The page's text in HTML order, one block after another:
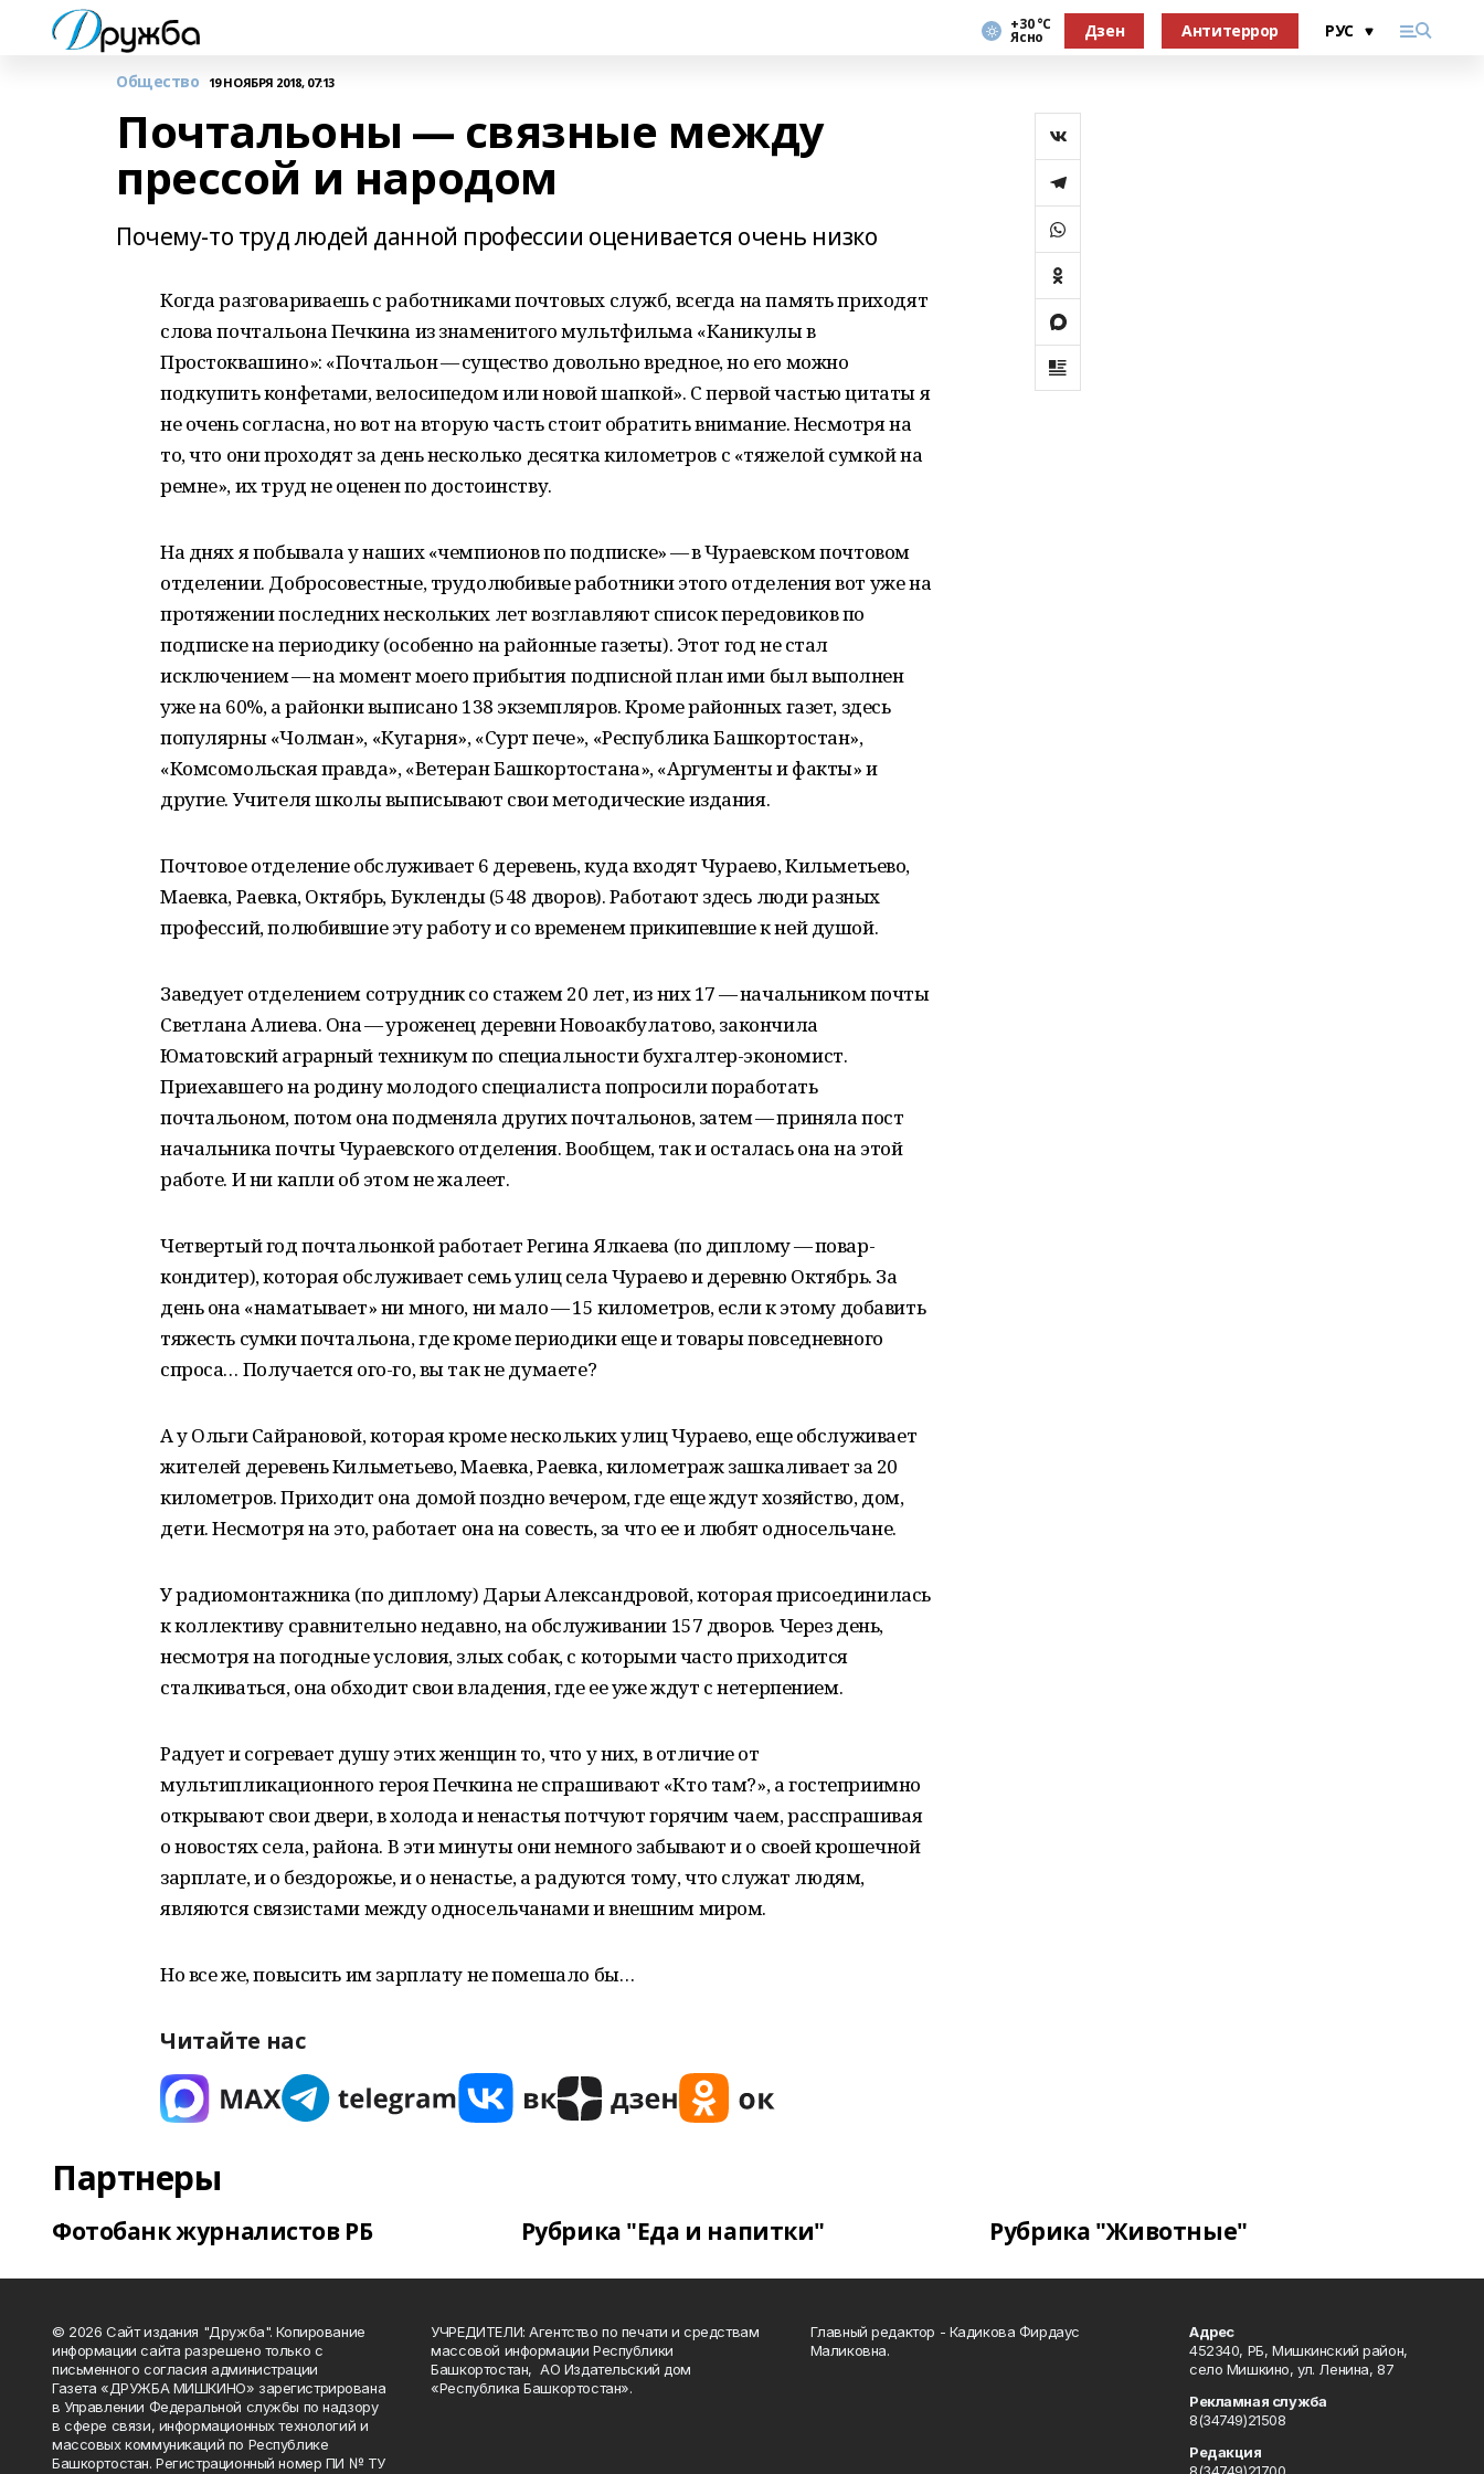
+30 °С
Ясно Дзен Антитеррор
Общество 19 НОЯБРЯ 2018, 07:13
Почтальоны — связные между
прессой и народом
Почему-то труд людей данной профессии оценивается очень низко
Когда разговариваешь с работниками почтовых служб, всегда на память приходят
слова почтальона Печкина из знаменитого мультфильма «Каникулы в
Простоквашино»: «Почтальон — существо довольно вредное, но его можно
подкупить конфетами, велосипедом или новой шапкой». С первой частью цитаты я
не очень согласна, но вот на вторую часть стоит обратить внимание. Несмотря на
то, что они проходят за день несколько десятка километров с «тяжелой сумкой на
ремне», их труд не оценен по достоинству.
На днях я побывала у наших «чемпионов по подписке» — в Чураевском почтовом
отделении. Добросовестные, трудолюбивые работники этого отделения вот уже на
протяжении последних нескольких лет возглавляют список передовиков по
подписке на периодику (особенно на районные газеты). Этот год не стал
исключением — на момент моего прибытия подписной план ими был выполнен
уже на 60%, а районки выписано 138 экземпляров. Кроме районных газет, здесь
популярны «Чолман», «Кугарня», «Сурт пече», «Республика Башкортостан»,
«Комсомольская правда», «Ветеран Башкортостана», «Аргументы и факты» и
другие. Учителя школы выписывают свои методические издания.
Почтовое отделение обслуживает 6 деревень, куда входят Чураево, Кильметьево,
Маевка, Раевка, Октябрь, Букленды (548 дворов). Работают здесь люди разных
профессий, полюбившие эту работу и со временем прикипевшие к ней душой.
Заведует отделением сотрудник со стажем 20 лет, из них 17 — начальником почты
Светлана Алиева. Она — уроженец деревни Новоакбулатово, закончила
Юматовский аграрный техникум по специальности бухгалтер-экономист.
Приехавшего на родину молодого специалиста попросили поработать
почтальоном, потом она подменяла других почтальонов, затем — приняла пост
начальника почты Чураевского отделения. Вообщем, так и осталась она на этой
работе. И ни капли об этом не жалеет.
Четвертый год почтальонкой работает Регина Ялкаева (по диплому — повар-
кондитер), которая обслуживает семь улиц села Чураево и деревню Октябрь. За
день она «наматывает» ни много, ни мало — 15 километров, если к этому добавить
тяжесть сумки почтальона, где кроме периодики еще и товары повседневного
спроса… Получается ого-го, вы так не думаете?
А у Ольги Сайрановой, которая кроме нескольких улиц Чураево, еще обслуживает
жителей деревень Кильметьево, Маевка, Раевка, километраж зашкаливает за 20
километров. Приходит она домой поздно вечером, где еще ждут хозяйство, дом,
дети. Несмотря на это, работает она на совесть, за что ее и любят односельчане.
У радиомонтажника (по диплому) Дарьи Александровой, которая присоединилась
к коллективу сравнительно недавно, на обслуживании 157 дворов. Через день,
несмотря на погодные условия, злых собак, с которыми часто приходится
сталкиваться, она обходит свои владения, где ее уже ждут с нетерпением.
Радует и согревает душу этих женщин то, что у них, в отличие от
мультипликационного героя Печкина не спрашивают «Кто там?», а гостеприимно
открывают свои двери, в холода и ненастья потчуют горячим чаем, расспрашивая
о новостях села, района. В эти минуты они немного забывают и о своей крошечной
зарплате, и о бездорожье, и о ненастье, а радуются тому, что служат людям,
являются связистами между односельчанами и внешним миром.
Но все же, повысить им зарплату не помешало бы…
Читайте нас
Партнеры
Фотобанк журналистов РБ Рубрика "Еда и напитки" Рубрика "Животные"
© 2026 Сайт издания "Дружба". Копирование
информации сайта разрешено только с
письменного согласия администрации
Газета «ДРУЖБА МИШКИНО» зарегистрирована
в Управлении Федеральной службы по надзору
в сфере связи, информационных технологий и
массовых коммуникаций по Республике
Башкортостан. Регистрационный номер ПИ № ТУ
УЧРЕДИТЕЛИ: Агентство по печати и средствам
массовой информации Республики
Башкортостан, АО Издательский дом
«Республика Башкортостан».
Главный редактор - Кадикова Фирдаус
Маликовна.
Адрес
452340, РБ, Мишкинский район,
село Мишкино, ул. Ленина, 87
Рекламная служба
8(34749)21508
Редакция